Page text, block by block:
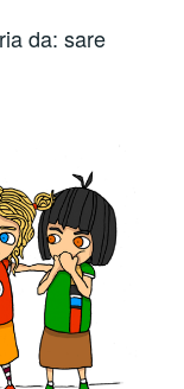
da: sare